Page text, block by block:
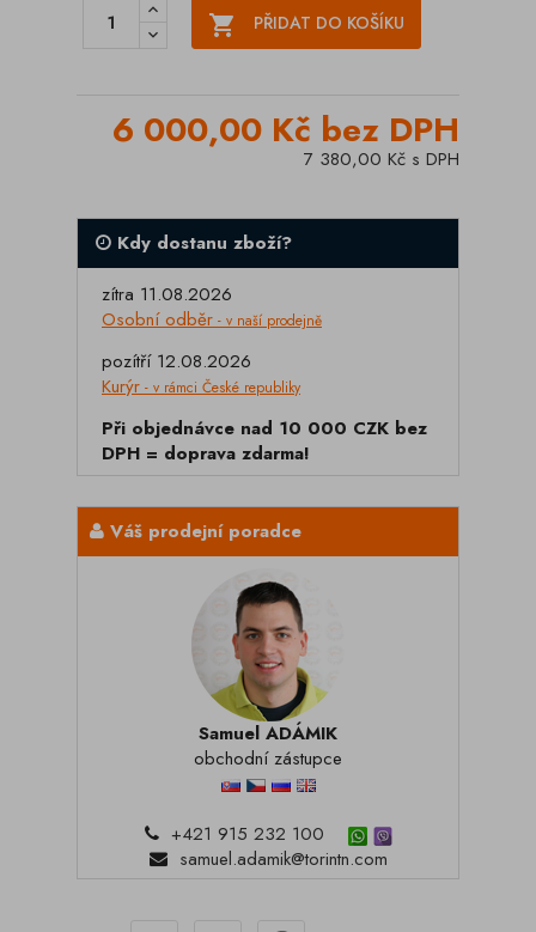
 PŘIDAT DO KOŠÍKU
6 000,00 Kč bez DPH
7 380,00 Kč s DPH
Kdy dostanu zboží?
zítra 11.08.2026
Osobní odběr - v naší prodejně
pozítří 12.08.2026
Kurýr - v rámci České republiky
Při objednávce nad 10 000 CZK bez
DPH = doprava zdarma!
Váš prodejní poradce
Samuel ADÁMIK
obchodní zástupce
+421 915 232 100
samuel.adamik@torintn.com